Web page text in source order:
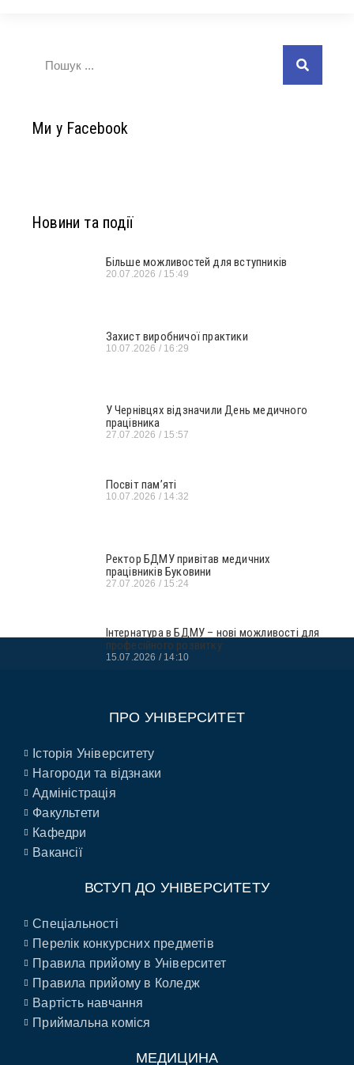
Ми у Facebook
Новини та події
Більше можливостей для вступників
20.07.2026 15:49
Захист виробничої практики
10.07.2026 16:29
У Чернівцях відзначили День медичного
працівника
27.07.2026 15:57
Посвіт пам’яті
10.07.2026 14:32
Ректор БДМУ привітав медичних
працівників Буковини
27.07.2026 15:24
Інтернатура в БДМУ – нові можливості для
професійного розвитку
15.07.2026 14:10
ПРО УНІВЕРСИТЕТ
Історія Університету
Нагороди та відзнаки
Адміністрація
Факультети
Кафедри
Вакансії
ВСТУП ДО УНІВЕРСИТЕТУ
Спеціальності
Перелік конкурсних предметів
Правила прийому в Університет
Правила прийому в Коледж
Вартість навчання
Приймальна коміся
МЕДИЦИНА